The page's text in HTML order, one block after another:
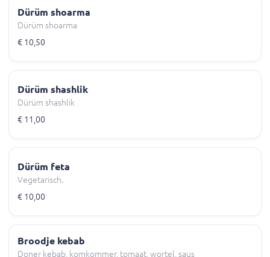
Dürüm shoarma
Dürüm shoarma
€ 10,50
Dürüm shashlik
Dürüm shashlik
€ 11,00
Dürüm feta
Vegetarisch.
€ 10,00
Broodje kebab
Doner kebab, komkommer, tomaat, wortel, saus